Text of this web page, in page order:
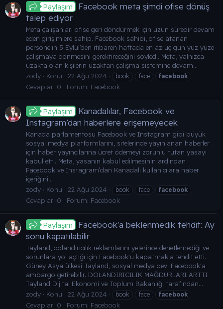
Paylaşım
Facebook meta şimdi ofise dönüş
talep ediyor
Meta çalışanları ofise geri döndürmek için uzun süredir devam
eden girişimlere sahip. Facebook sahibi, ofise atanan
personelin 5 Eylül’den itibaren haftada en az üç gün yüz yüze
çalışmaya dönmesini gerektireceğini söyledi. Meta, yalnızca
uzakta olan kişilerin uzaktan çalışma sistemine devam...
zody
Konu 22 Ağu 2024 book face facebook
Cevaplar: 0 Forum: Facebook
Paylaşım
Kanadalılar, Facebook ve
Instagram’dan haberlere erişemeyecek
Kanada parlamentosu Facebook ve Instagram gibi büyük
sosyal medya platformlarını, sitelerinde yayınlanan haberler
için haber yayıncılarına ücret ödemeyi zorunlu tutan yasayı
kabul etti. Meta, yasanın kabul edilmesinin ardından
Facebook ve Instagram’dan Kanadalı kullanıcılara haber
içeriğini...
zody
Konu 22 Ağu 2024 book face facebook
Cevaplar: 0 Forum: Facebook
Paylaşım
Facebook'a beklenmedik tehdit: Ay
sonu kapatılabilir
Tayland, dolandırıcılık reklamlarını yeterince denetlemediği ve
sorunlara yol açtığı için Facebook'u kapatmakla tehdit etti.
Güney Asya ülkesi Tayland, sosyal medya devi Facebook'a
ambargo getirebilir. DOLANDIRICILIK MAĞDURLARI ARTTI
Tayland Dijital Ekonomi ve Toplum Bakanlığı tarafından...
zody
Konu 22 Ağu 2024 book face facebook
Cevaplar: 0 Forum: Facebook